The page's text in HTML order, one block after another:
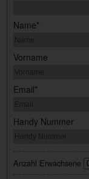
Name*
Vorname
Email*
Handy Nummer
Anzahl Erwachsene